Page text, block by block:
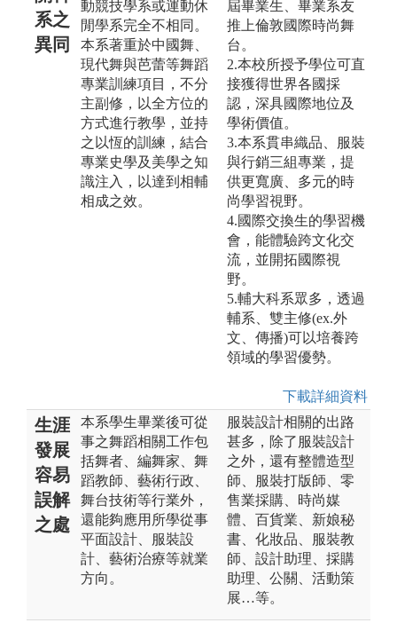
系之
異同
動競技學系或運動休
閒學系完全不相同。
本系著重於中國舞、
現代舞與芭蕾等舞蹈
專業訓練項目，不分
主副修，以全方位的
方式進行教學，並持
之以恆的訓練，結合
專業史學及美學之知
識注入，以達到相輔
相成之效。
屆畢業生、畢業系友
推上倫敦國際時尚舞
台。
2.本校所授予學位可直
接獲得世界各國採
認，深具國際地位及
學術價值。
3.本系貫串織品、服裝
與行銷三組專業，提
供更寬廣、多元的時
尚學習視野。
4.國際交換生的學習機
會，能體驗跨文化交
流，並開拓國際視
野。
5.輔大科系眾多，透過
輔系、雙主修(ex.外
文、傳播)可以培養跨
領域的學習優勢。
下載詳細資料
生涯
發展
容易
誤解
之處
本系學生畢業後可從
事之舞蹈相關工作包
括舞者、編舞家、舞
蹈教師、藝術行政、
舞台技術等行業外，
還能夠應用所學從事
平面設計、服裝設
計、藝術治療等就業
方向。
服裝設計相關的出路
甚多，除了服裝設計
之外，還有整體造型
師、服裝打版師、零
售業採購、時尚媒
體、百貨業、新娘秘
書、化妝品、服裝教
師、設計助理、採購
助理、公關、活動策
展…等。